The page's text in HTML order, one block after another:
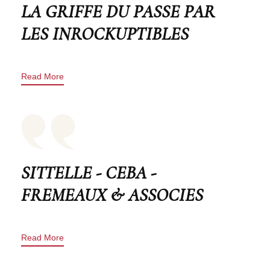
LA GRIFFE DU PASSE PAR
LES INROCKUPTIBLES
Read More
SITTELLE - CEBA -
FREMEAUX & ASSOCIES
Read More